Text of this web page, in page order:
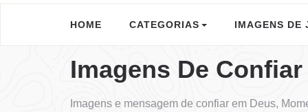
HOME CATEGORIAS IMAGENS DE
Imagens De
Imagens e mensagem de confiar em Deus,